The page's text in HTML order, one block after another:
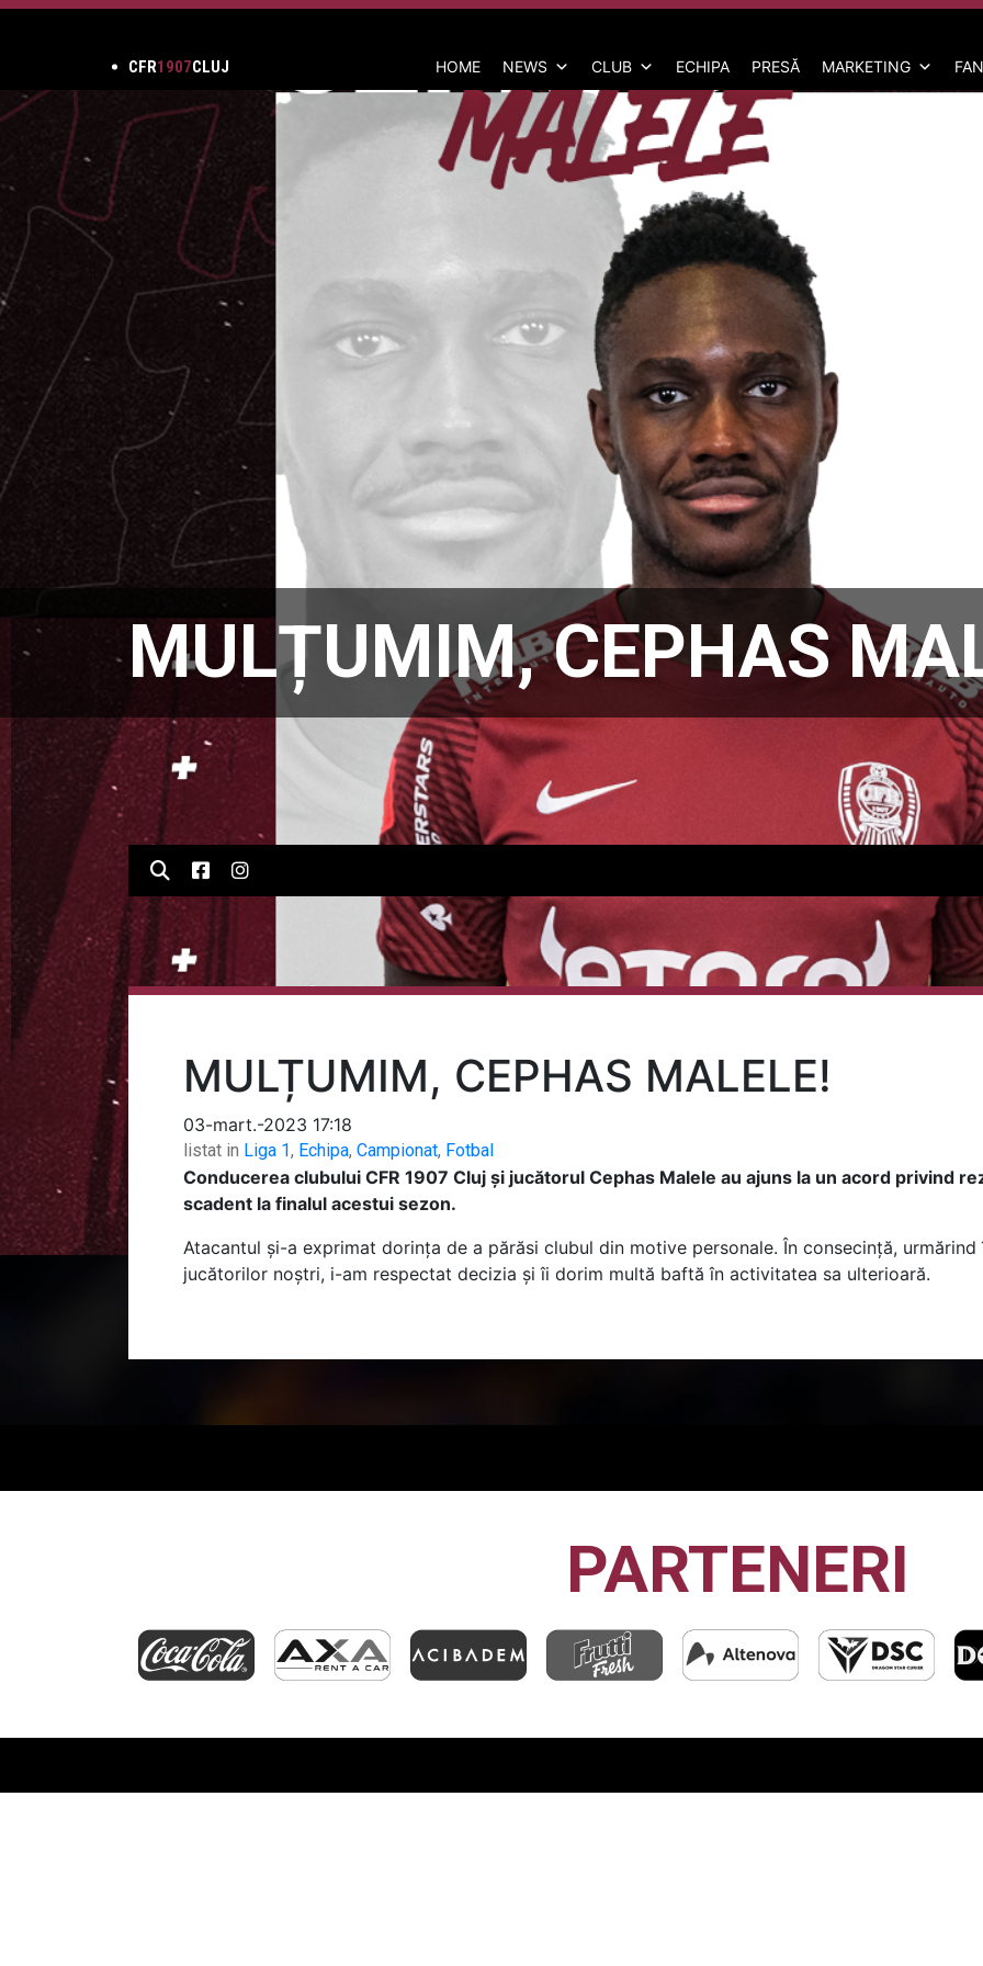
CFR1907CLUJ HOME NEWS CLUB ECHIPA PRESĂ MARKETING
MULȚUMIM, CEPHAS
MULȚUMIM, CEPHAS MALELE!
03-mart.-2023 17:18
listat in Liga 1, Echipa, Campionat, Fotbal
Conducerea clubului CFR 1907 Cluj și jucătorul Cephas Malele au ajuns la un acord privind
scadent la finalul acestui sezon.
Atacantul și-a exprimat dorința de a părăsi clubul din motive personale. În consecință,
jucătorilor noștri, i-am respectat decizia și îi dorim multă baftă în activitatea sa ulterioară.
PARTENERI